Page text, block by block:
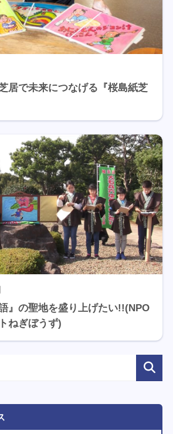
居で未来につなげる『桜島紙芝
』の聖地を盛り上げたい!!(NPO
ねぎぼうず)